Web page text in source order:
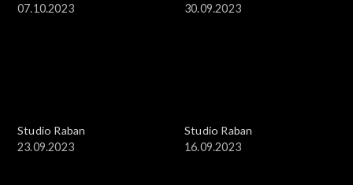
07.10.2023
30.09.2023
Studio Raban
23.09.2023
Studio Raban
16.09.2023